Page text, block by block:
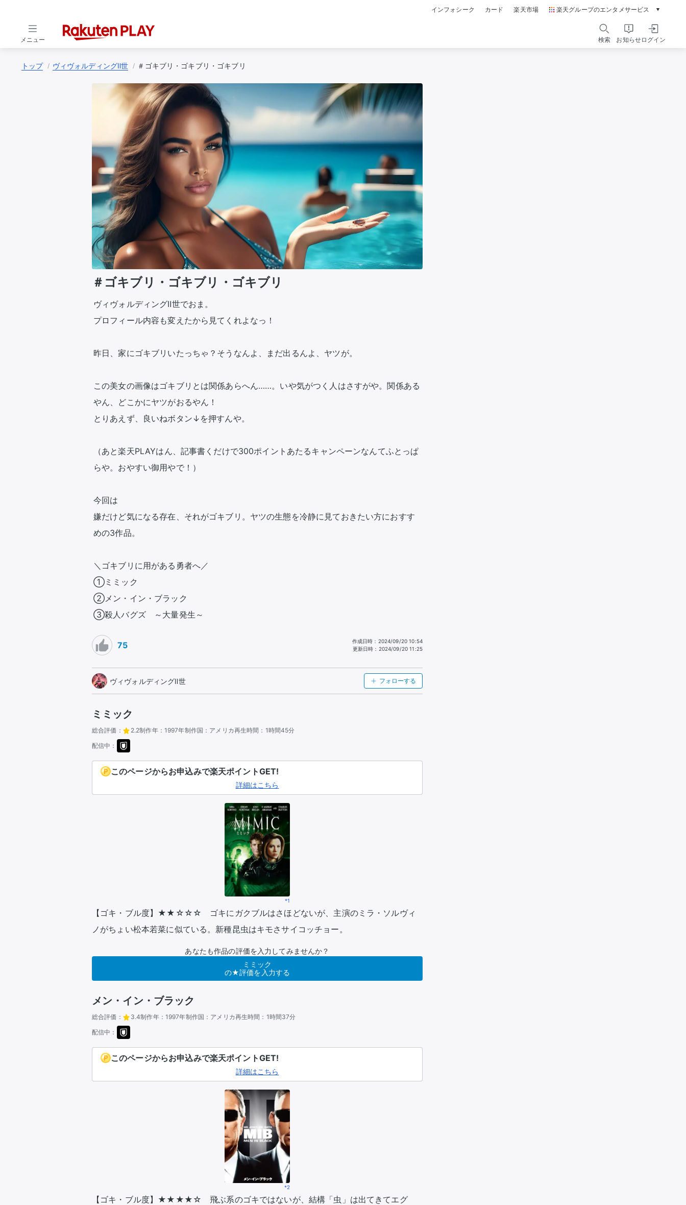
インフォシーク カード 楽天市場 楽天グループのエンタメサービス
本/ゲーム/CD/DVD
動画配信ガイド
Rakuten PLAY
メニュー 検索 お知らせログイン
トップ ヴィヴォルディングⅡ世 ＃ゴキブリ・ゴキブリ・ゴキブリ
＃ゴキブリ・ゴキブリ・ゴキブリ
ヴィヴォルディングⅡ世でおま。
プロフィール内容も変えたから見てくれよなっ！
昨日、家にゴキブリいたっちゃ？そうなんよ、まだ出るんよ、ヤツが。
この美女の画像はゴキブリとは関係あらへん……。いや気がつく人はさすがや。関係ある
やん、どこかにヤツがおるやん！
とりあえず、良いねボタン↓を押すんや。
（あと楽天PLAYはん、記事書くだけで300ポイントあたるキャンペーンなんてふとっぱ
らや。おやすい御用やで！）
今回は
嫌だけど気になる存在、それがゴキブリ。ヤツの生態を冷静に見ておきたい方におすす
めの3作品。
＼ゴキブリに用がある勇者へ／
①ミミック
②メン・イン・ブラック
③殺人バグズ　～大量発生～
75 作成日時 ： 2024/09/20 10:54
更新日時 ： 2024/09/20 11:25
ヴィヴォルディングⅡ世 フォローする
ミミック
総合評価： 2.2制作年： 1997年制作国： アメリカ再生時間： 1時間45分
配信中：
このページからお申込みで楽天ポイントGET!
詳細はこちら
*1
【ゴキ・ブル度】★★☆☆☆　ゴキにガクブルはさほどないが、主演のミラ・ソルヴィ
ノがちょい松本若菜に似ている。新種昆虫はキモさサイコッチョー。
あなたも作品の評価を入力してみませんか？
ミミック
の★評価を入力する
メン・イン・ブラック
総合評価： 3.4制作年： 1997年制作国： アメリカ再生時間： 1時間37分
配信中：
このページからお申込みで楽天ポイントGET!
詳細はこちら
*2
【ゴキ・ブル度】★★★★☆　飛ぶ系のゴキではないが、結構「虫」は出てきてエグ